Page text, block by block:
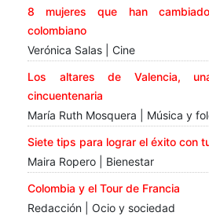
8 mujeres que han
colombiano
Verónica Salas | Cine
Los altares de Valencia,
cincuentenaria
María Ruth Mosquera | Música y
Siete tips para lograr el éxito con
Maira Ropero | Bienestar
Colombia y el Tour de Francia
Redacción | Ocio y sociedad